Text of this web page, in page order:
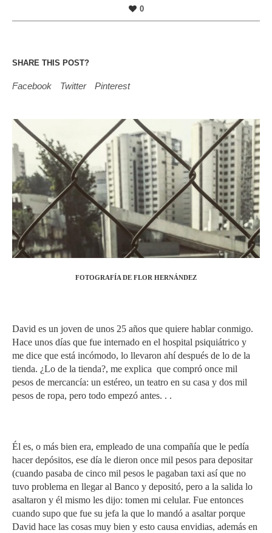
0
SHARE THIS POST?
Facebook Twitter Pinterest
FOTOGRAFÍA DE FLOR HERNÁNDEZ
David es un joven de unos 25 años que quiere hablar conmigo.
Hace unos días que fue internado en el hospital psiquiátrico y
me dice que está incómodo, lo llevaron ahí después de lo de la
tienda. ¿Lo de la tienda?, me explica que compró once mil
pesos de mercancía: un estéreo, un teatro en su casa y dos mil
pesos de ropa, pero todo empezó antes. . .
Él es, o más bien era, empleado de una compañía que le pedía
hacer depósitos, ese día le dieron once mil pesos para depositar
(cuando pasaba de cinco mil pesos le pagaban taxi así que no
tuvo problema en llegar al Banco y depositó, pero a la salida lo
asaltaron y él mismo les dijo: tomen mi celular. Fue entonces
cuando supo que fue su jefa la que lo mandó a asaltar porque
David hace las cosas muy bien y esto causa envidias, además en